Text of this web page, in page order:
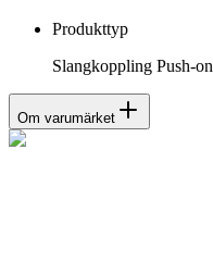
Produkttyp
Slangkoppling Push-on
Om varumärket